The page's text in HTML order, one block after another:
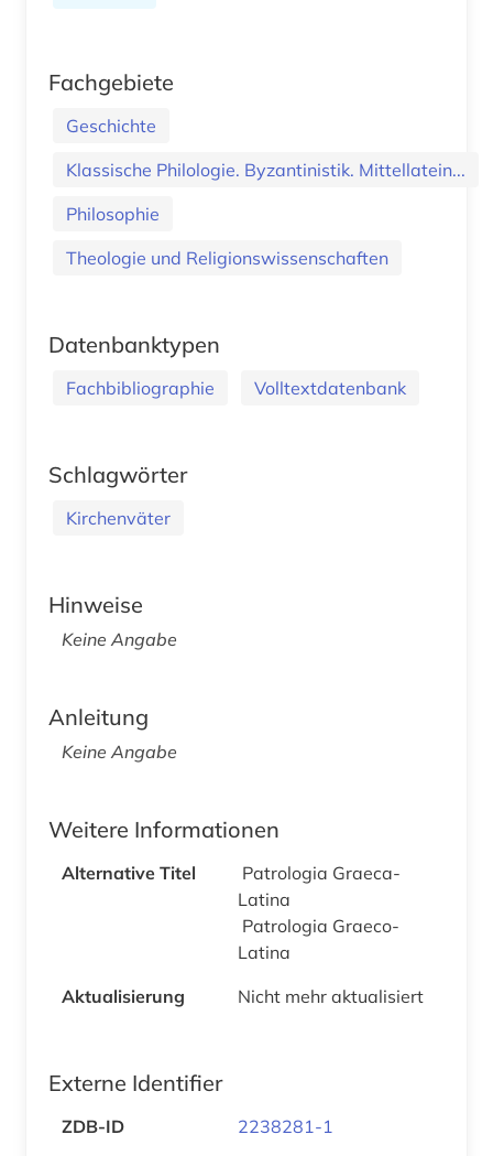
Fachgebiete
Geschichte
Klassische Philologie. Byzantinistik. Mittellatein...
Philosophie
Theologie und Religionswissenschaften
Datenbanktypen
Fachbibliographie Volltextdatenbank
Schlagwörter
Kirchenväter
Hinweise
Keine Angabe
Anleitung
Keine Angabe
Weitere Informationen
Alternative Titel
Patrologia Graeca-
Latina
Patrologia Graeco-
Latina
Aktualisierung
Nicht mehr aktualisiert
Externe Identifier
ZDB-ID
2238281-1